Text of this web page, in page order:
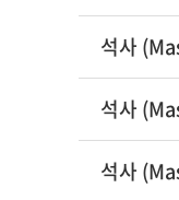
석사
석사
석사